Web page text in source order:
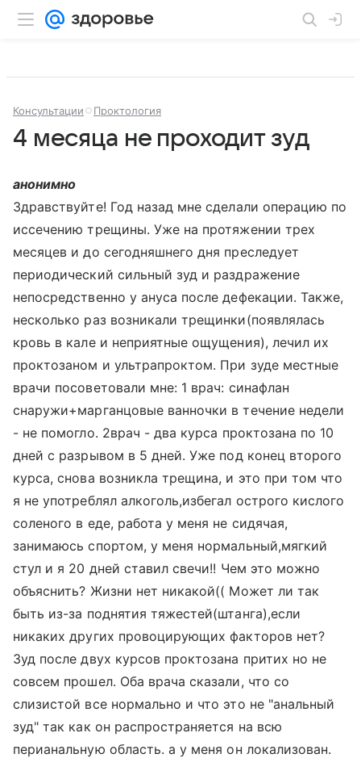
Консультации Проктология
4 месяца не проходит зуд
анонимно
Здравствуйте! Год назад мне сделали операцию по
иссечению трещины. Уже на протяжении трех
месяцев и до сегодняшнего дня преследует
периодический сильный зуд и раздражение
непосредственно у ануса после дефекации. Также,
несколько раз возникали трещинки(появлялась
кровь в кале и неприятные ощущения), лечил их
проктозаном и ультрапроктом. При зуде местные
врачи посоветовали мне: 1 врач: синафлан
снаружи+марганцовые ванночки в течение недели
- не помогло. 2врач - два курса проктозана по 10
дней с разрывом в 5 дней. Уже под конец второго
курса, снова возникла трещина, и это при том что
я не употреблял алкоголь,избегал острого кислого
соленого в еде, работа у меня не сидячая,
занимаюсь спортом, у меня нормальный,мягкий
стул и я 20 дней ставил свечи!! Чем это можно
объяснить? Жизни нет никакой(( Может ли так
быть из-за поднятия тяжестей(штанга),если
никаких других провоцирующих факторов нет?
Зуд после двух курсов проктозана притих но не
совсем прошел. Оба врача сказали, что со
слизистой все нормально и что это не "анальный
зуд" так как он распространяется на всю
перианальную область. а у меня он локализован.